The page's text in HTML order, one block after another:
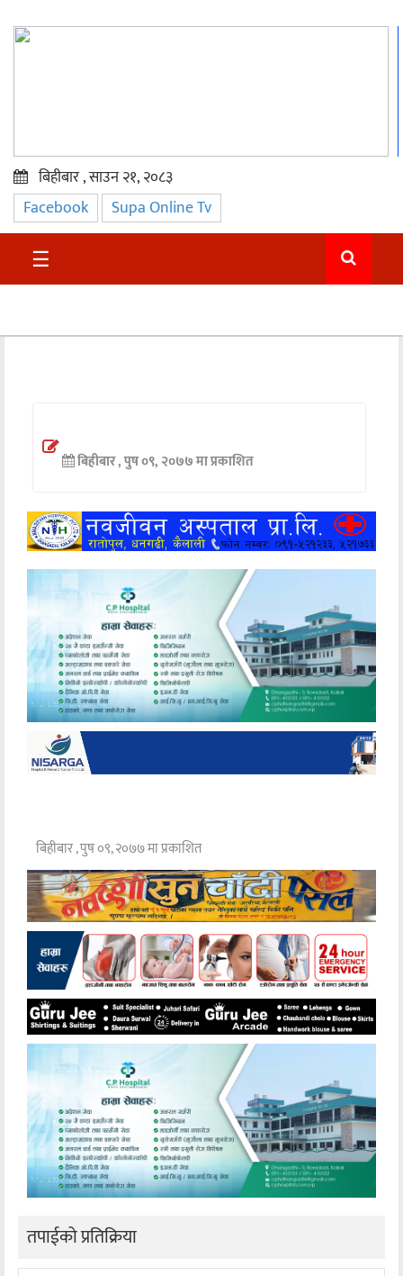
प्रमुख
समाचार
सुदुर
अन्तर्वार्ता
खेलकुद
मनोरञ्जन
अन्य
बिहीबार , साउन २१, २०८३
Facebook Supa Online Tv
☰
बिहीबार , पुष ०९, २०७७ मा प्रकाशित
बिहीबार , पुष ०९, २०७७ मा प्रकाशित
तपाईको प्रतिक्रिया